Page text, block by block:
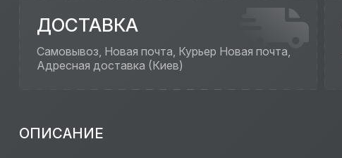
ДОСТАВКА
Самовывоз, Новая почта, Курьер Новая почта,
Адресная доставка (Киев)
ОПИСАНИЕ